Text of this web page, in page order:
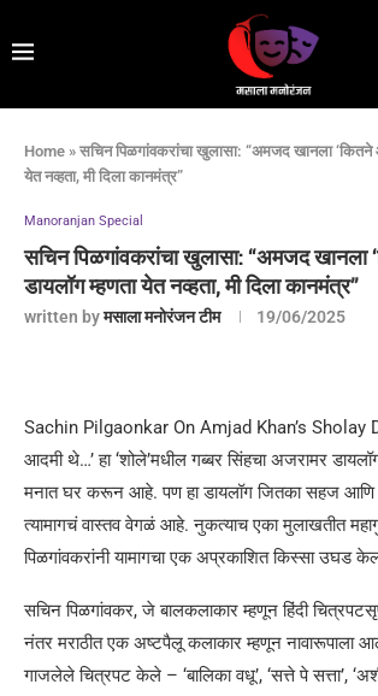
Home » सचिन पिळगांवकरांचा खुलासा: “अमजद खानला ‘कितने
येत नव्हता, मी दिला कानमंत्र”
Manoranjan Special
सचिन पिळगांवकरांचा खुलासा: “अमजद खानला
डायलॉग म्हणता येत नव्हता, मी दिला कानमंत्र”
written byमसाला मनोरंजन टीम 19/06/2025
Sachin Pilgaonkar On Amjad Khan’s Sholay
आदमी थे…’ हा ‘शोले’मधील गब्बर सिंहचा अजरामर
मनात घर करून आहे. पण हा डायलॉग जितका सहज आणि
त्यामागचं वास्तव वेगळं आहे. नुकत्याच एका मुलाखतीत
पिळगांवकरांनी यामागचा एक अप्रकाशित किस्सा उघड
सचिन पिळगांवकर, जे बालकलाकार म्हणून हिंदी
नंतर मराठीत एक अष्टपैलू कलाकार म्हणून नावारूपाला
गाजलेले चित्रपट केले – ‘बालिका वधू’, ‘सत्ते पे सत्ता’,